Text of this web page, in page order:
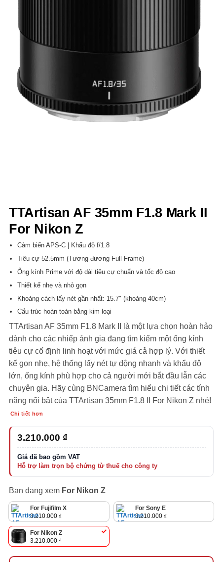
TTArtisan AF 35mm F1.8 Mark II
For Nikon Z
Cảm biến APS-C | Khẩu độ f/1.8
Tiêu cự 52.5mm (Tương đương Full-Frame)
Ống kính Prime với độ dài tiêu cự chuẩn và tốc độ cao
Thiết kế nhẹ và nhỏ gọn
Khoảng cách lấy nét gần nhất: 15.7″ (khoảng 40cm)
Cấu trúc hoàn toàn bằng kim loại
TTArtisan AF 35mm F1.8 Mark II là một lựa chọn hoàn hảo
dành cho các nhiếp ảnh gia đang tìm kiếm một ống kính
tiêu cự cố định linh hoạt với mức giá cả hợp lý. Với thiết
kế gọn nhẹ, hệ thống lấy nét tự động nhanh và khẩu độ
lớn, ống kính phù hợp cho cả người mới bắt đầu lẫn các
chuyên gia. Hãy cùng BNCamera tìm hiểu chi tiết các tính
năng nổi bật của TTArtisan 35mm F1.8 II For Nikon Z nhé!
Chi tiết hơn
3.210.000 ₫
Bạn đang xem For Nikon Z
For Fujifilm X
3.210.000 ₫
For Sony E
3.210.000 ₫
For Nikon Z
3.210.000 ₫